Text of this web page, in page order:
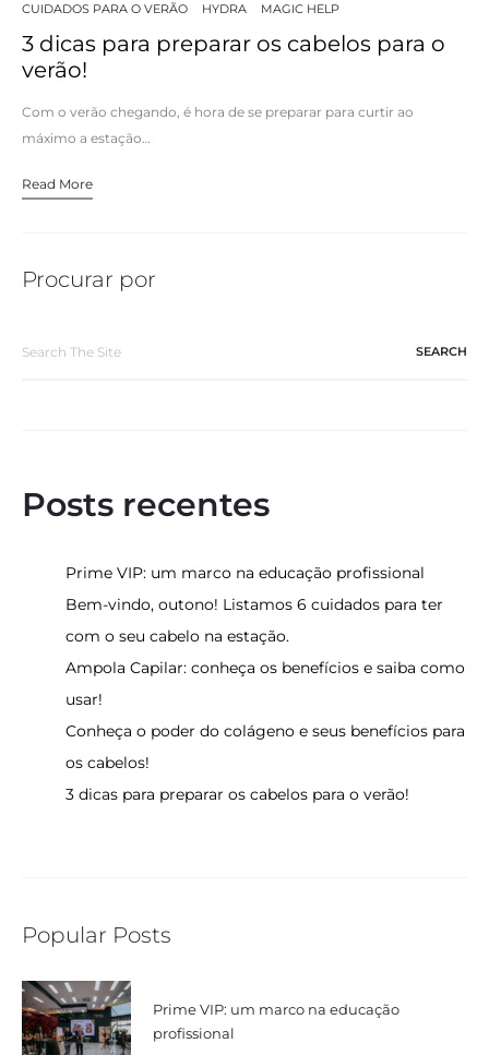
CUIDADOS PARA O VERÃO
HYDRA MAGIC HELP
3 dicas para preparar os cabelos para o
verão!
Com o verão chegando, é hora de se preparar para curtir ao
máximo a estação…
Read More
Procurar por
Posts recentes
Prime VIP: um marco na educação profissional
Bem-vindo, outono! Listamos 6 cuidados para ter
com o seu cabelo na estação.
Ampola Capilar: conheça os benefícios e saiba como
usar!
Conheça o poder do colágeno e seus benefícios para
os cabelos!
3 dicas para preparar os cabelos para o verão!
Popular Posts
Prime VIP: um marco na educação
profissional